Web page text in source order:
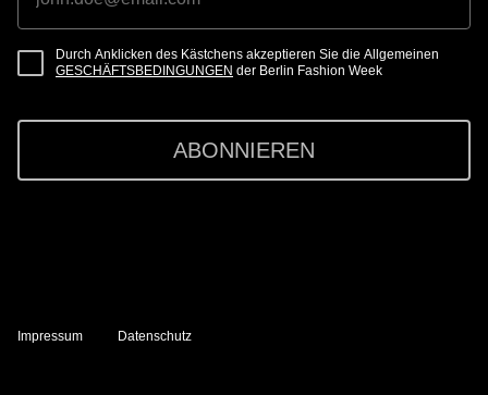
Durch Anklicken des Kästchens akzeptieren Sie die Allgemeinen
GESCHÄFTSBEDINGUNGEN der Berlin Fashion Week
ABONNIEREN
Impressum Datenschutz